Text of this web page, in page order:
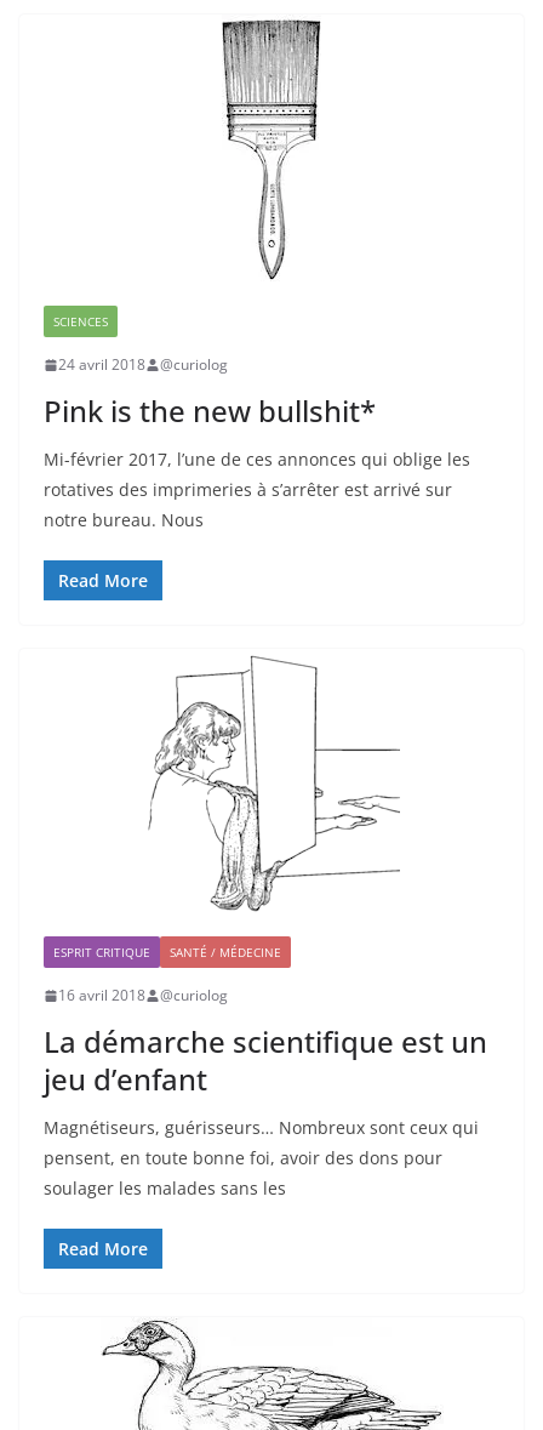
SCIENCES
24 avril 2018 @curiolog
Pink is the new bullshit*
Mi-février 2017, l’une de ces annonces qui oblige les
rotatives des imprimeries à s’arrêter est arrivé sur
notre bureau. Nous
Read More
ESPRIT CRITIQUE SANTÉ / MÉDECINE
16 avril 2018 @curiolog
La démarche scientifique est un
jeu d’enfant
Magnétiseurs, guérisseurs… Nombreux sont ceux qui
pensent, en toute bonne foi, avoir des dons pour
soulager les malades sans les
Read More